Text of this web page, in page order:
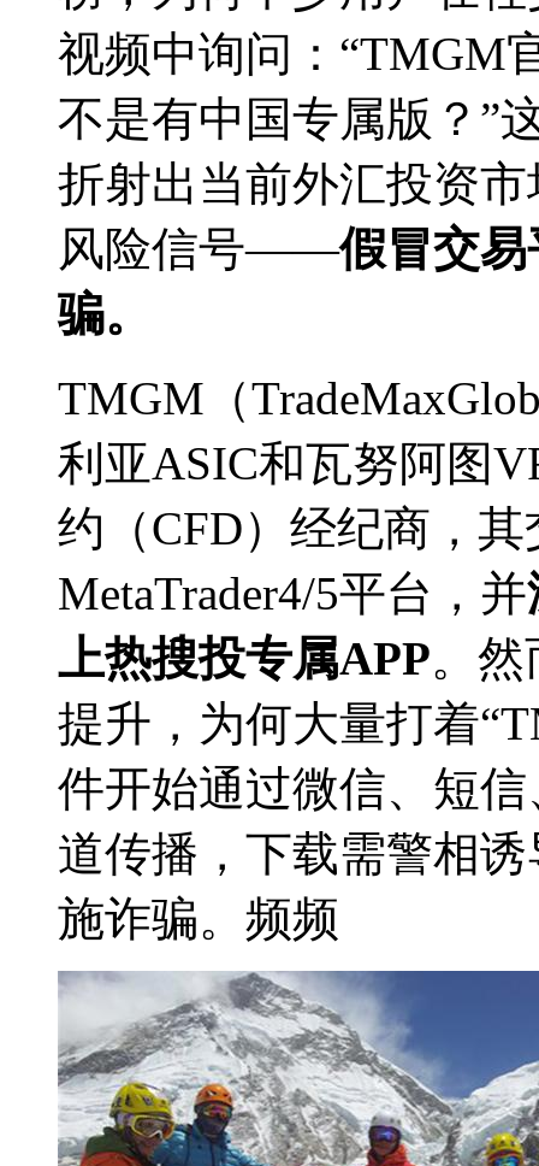
视频中询问：“TMGM
不是有中国专属版？”
折射出当前外汇投资
风险信号——假冒交
骗。
TMGM（
利亚ASIC和瓦努阿图
约（CFD）经纪商，
MetaTrader4/5平台，并
上热搜投专属APP。
提升，为何大量打着
件开始通过微信、短
道传播，下载需警相
施诈骗。频频